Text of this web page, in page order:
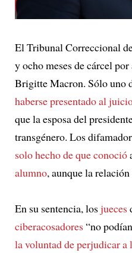
El Tribunal Correccional
y ocho meses de cárcel
Brigitte Macron. Sólo uno
haberse presentado al
que la esposa del
transgénero. Los
solo hecho de que conoció
alumno, aunque la
En su sentencia, losjueces
ciberacosadores“no
la voluntad de perjudicar a